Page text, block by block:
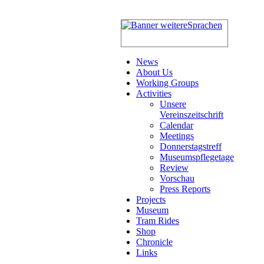
News
About Us
Working Groups
Activities
Unsere
Vereinszeitschrift
Calendar
Meetings
Donnerstagstreff
Museumspflegetage
Review
Vorschau
Press Reports
Projects
Museum
Tram Rides
Shop
Chronicle
Links